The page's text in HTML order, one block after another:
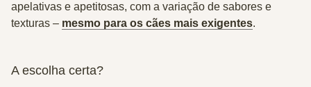
apelativas e apetitosas, com a variação de sabores e
texturas – mesmo para os cães mais exigentes.
A escolha certa?